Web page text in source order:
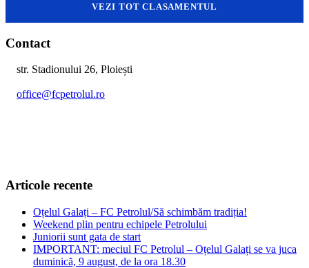
VEZI TOT CLASAMENTUL
Contact
str. Stadionului 26, Ploiești
office@fcpetrolul.ro
Articole recente
Oțelul Galați – FC Petrolul/Să schimbăm tradiția!
Weekend plin pentru echipele Petrolului
Juniorii sunt gata de start
IMPORTANT: meciul FC Petrolul – Oțelul Galați se va juca
duminică, 9 august, de la ora 18.30